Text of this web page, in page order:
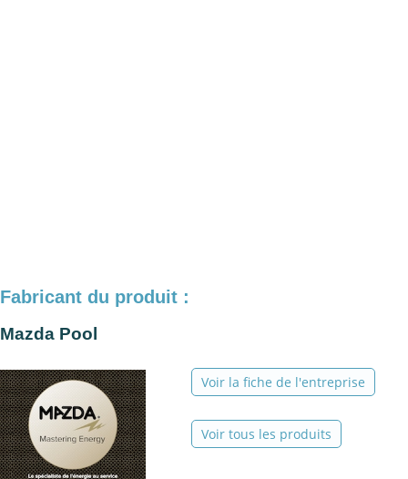
Fabricant du produit :
Mazda Pool
Voir la fiche de l'entreprise
Voir tous les produits